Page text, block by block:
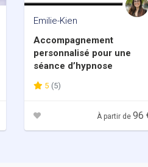
Emilie-Kien
Accompagnement
personnalisé pour une
séance d’hypnose
5 (5)
À partir de 96